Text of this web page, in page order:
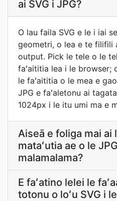
ai SVG i JPG?
O lau faila SVG e le i iai
geometri, o lea e te filifili
output. Pick le tele o le
faʻaititia lea i le browser;
le faʻaititia o le mea e
JPG e faʻaletonu ai
1024px i le itu umi ma e
Aiseā e foliga mai ai
mataʻutia ae o le
malamalama?
E faʻatino lelei le
totonu o loʻu SVG i